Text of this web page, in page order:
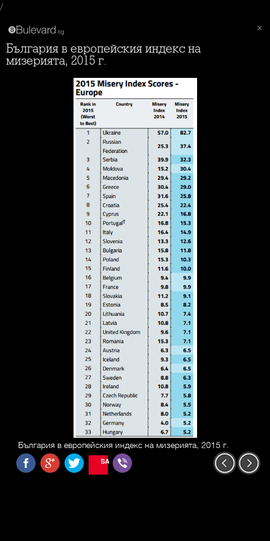
/
България в европейския индекс на
мизерията, 2015 г.
България в европейския индекс на мизерията, 2015 г.
SAVE